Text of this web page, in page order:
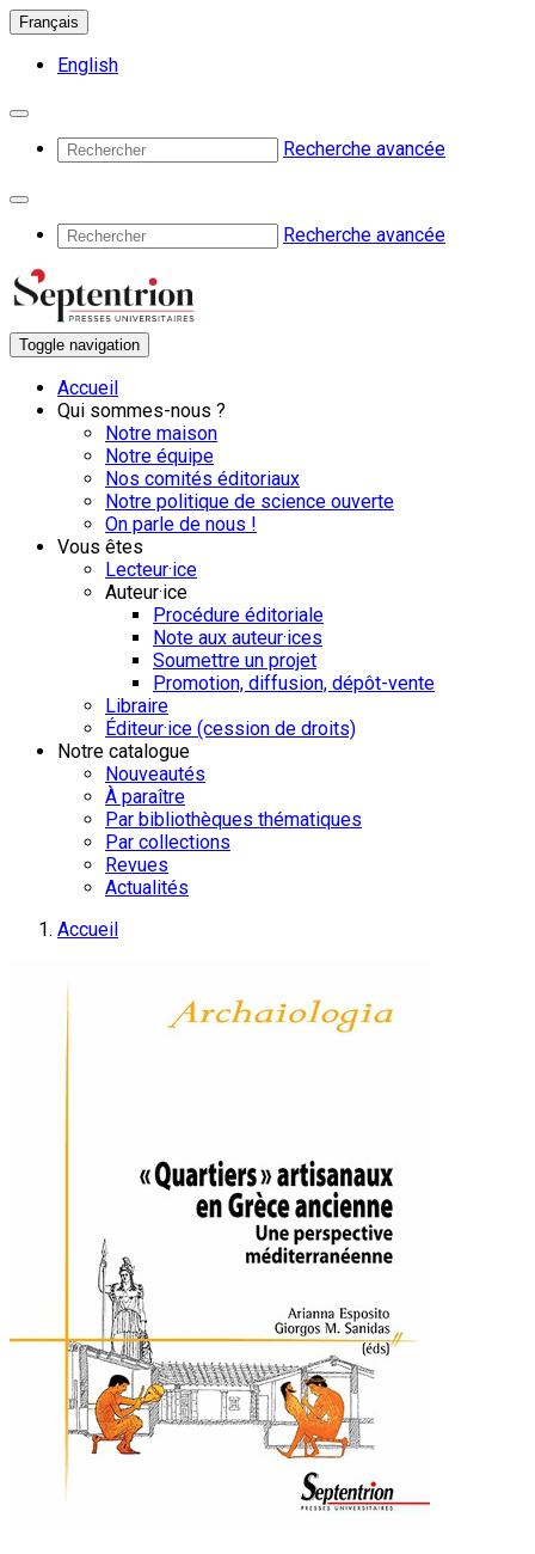
Français
English
Recherche avancée
Recherche avancée
Toggle navigation
Accueil
Qui sommes-nous ?
Notre maison
Notre équipe
Nos comités éditoriaux
Notre politique de science ouverte
On parle de nous !
Vous êtes
Lecteur·ice
Auteur·ice
Procédure éditoriale
Note aux auteur·ices
Soumettre un projet
Promotion, diffusion, dépôt-vente
Libraire
Éditeur·ice (cession de droits)
Notre catalogue
Nouveautés
À paraître
Par bibliothèques thématiques
Par collections
Revues
Actualités
Accueil